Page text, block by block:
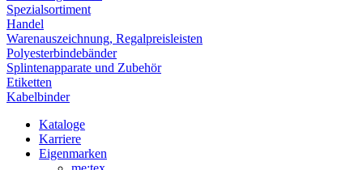
Spezialsortiment
Handel
Warenauszeichnung, Regalpreisleisten
Polyesterbindebänder
Splintenapparate und Zubehör
Etiketten
Kabelbinder
Kataloge
Karriere
Eigenmarken